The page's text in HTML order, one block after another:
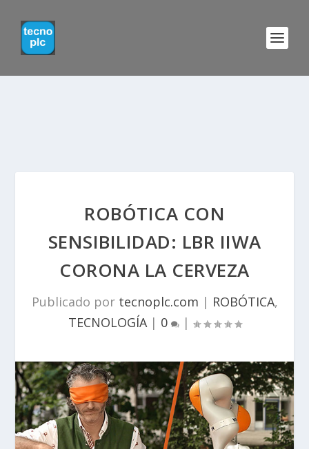
ROBÓTICA CON
SENSIBILIDAD: LBR IIWA
CORONA LA CERVEZA
Publicado por tecnoplc.com | ROBÓTICA,
TECNOLOGÍA| 0 |